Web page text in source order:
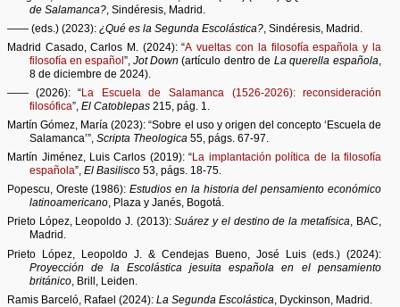
de Salamanca?, Sindéresis, Madrid.
—— (eds.) (2023):¿Qué es la Segunda Escolástica? , Sindéresis, Madrid.
Madrid Casado, Carlos M. (2024): “A vueltas con la filosofía española y la
filosofía en español”, Jot Down (artículo dentro de La querella española,
8 de diciembre de 2024).
—— (2026): “La Escuela de Salamanca (1526-2026): reconsideración
filosófica”, El Catoblepas 215, pág. 1.
Martín Gómez, María (2023): “Sobre el uso y origen del concepto ‘Escuela de
Salamanca’”, Scripta Theologica 55, págs. 67-97.
Martín Jiménez, Luis Carlos (2019): “La implantación política de la filosofía
española”, El Basilisco53, págs. 18-75.
Popescu, Oreste (1986):Estudios en la historia del pensamiento económico
latinoamericano, Plaza y Janés, Bogotá.
Prieto López, Leopoldo J. (2013):Suárez y el destino de la metafísica, BAC,
Madrid.
Prieto López, Leopoldo J. & Cendejas Bueno, José Luis (eds.) (2024):
Proyección de la Escolástica jesuita española en el pensamiento
británico, Brill, Leiden.
Ramis Barceló, Rafael (2024):La Segunda Escolástica , Dyckinson, Madrid.